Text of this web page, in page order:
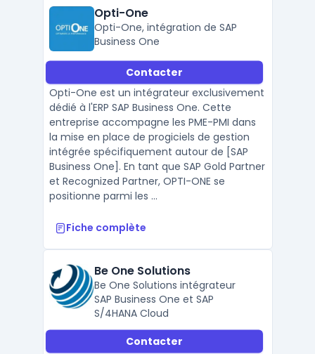
Opti-One
Opti-One, intégration de SAP
Business One
Contacter
Opti-One est un intégrateur exclusivement
dédié à l'ERP SAP Business One. Cette
entreprise accompagne les PME-PMI dans
la mise en place de progiciels de gestion
intégrée spécifiquement autour de [SAP
Business One]. En tant que SAP Gold Partner
et Recognized Partner, OPTI-ONE se
positionne parmi les ...
Fiche complète
Be One Solutions
Be One Solutions intégrateur
SAP Business One et SAP
S/4HANA Cloud
Contacter